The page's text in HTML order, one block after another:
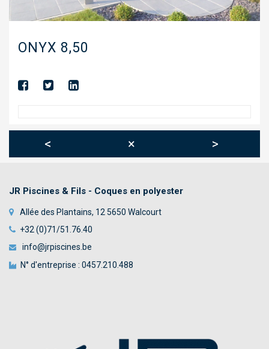
PISCINES BÉTON
EQUIPEMENTS
TOILES TENDUES
TRAITEMENT AUTOMATIQUE DE L’EAU
WELLNESS & SPA
NOUS CONTACTER
ONYX 8,50
< × >
JR Piscines & Fils - Coques en polyester
Allée des Plantains, 12 5650 Walcourt
+32 (0)71/51.76.40
info@jrpiscines.be
N° d'entreprise : 0457.210.488